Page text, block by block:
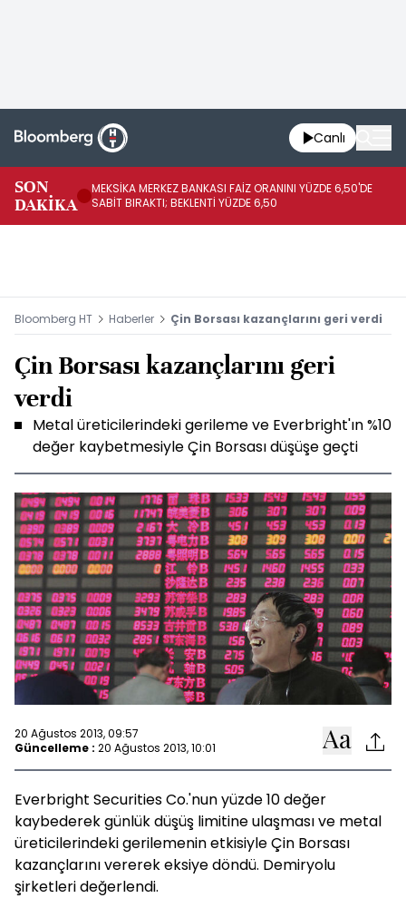
Canlı
SON
DAKİKA
MEKSİKA MERKEZ BANKASI FAİZ ORANINI YÜZDE 6,50'DE
SABİT BIRAKTI; BEKLENTİ YÜZDE 6,50
Bloomberg HT Haberler Çin Borsası kazançlarını geri verdi
Çin Borsası kazançlarını geri
verdi
Metal üreticilerindeki gerileme ve Everbright'ın %10
değer kaybetmesiyle Çin Borsası düşüşe geçti
20 Ağustos 2013, 09:57
Güncelleme : 20 Ağustos 2013, 10:01
Everbright Securities Co.'nun yüzde 10 değer
kaybederek günlük düşüş limitine ulaşması ve metal
üreticilerindeki gerilemenin etkisiyle Çin Borsası
kazançlarını vererek eksiye döndü. Demiryolu
şirketleri değerlendi.